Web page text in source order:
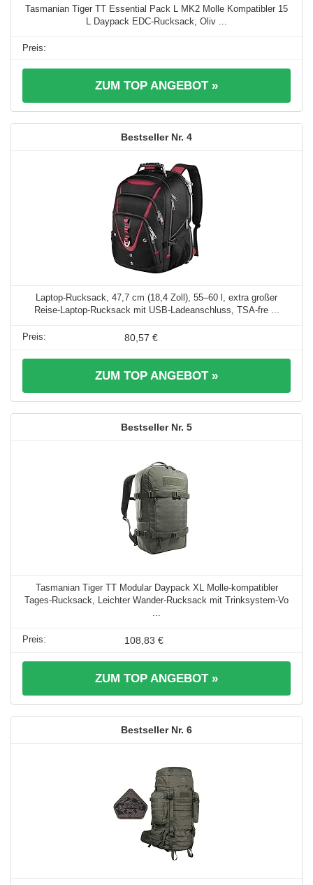
Tasmanian Tiger TT Essential Pack L MK2 Molle Kompatibler 15
L Daypack EDC-Rucksack, Oliv ...
ZUM TOP ANGEBOT »
4
Laptop-Rucksack, 47,7 cm (18,4 Zoll), 55–60 l, extra großer
Reise-Laptop-Rucksack mit USB-Ladeanschluss, TSA-fre ...
80,57 €
ZUM TOP ANGEBOT »
5
Tasmanian Tiger TT Modular Daypack XL Molle-kompatibler
Tages-Rucksack, Leichter Wander-Rucksack mit Trinksystem-Vo
108,83 €
ZUM TOP ANGEBOT »
6